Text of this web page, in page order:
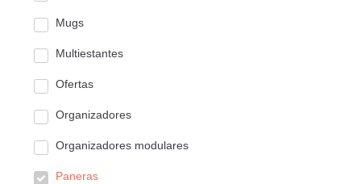
Mugs
Multiestantes
Ofertas
Organizadores
Organizadores modulares
Paneras